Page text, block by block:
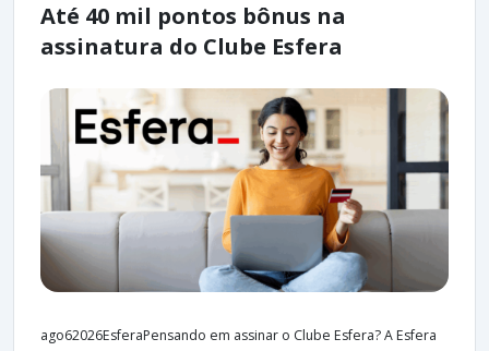
Até 40 mil pontos bônus na
assinatura do Clube Esfera
ago62026EsferaPensando em assinar o Clube Esfera? A Esfera